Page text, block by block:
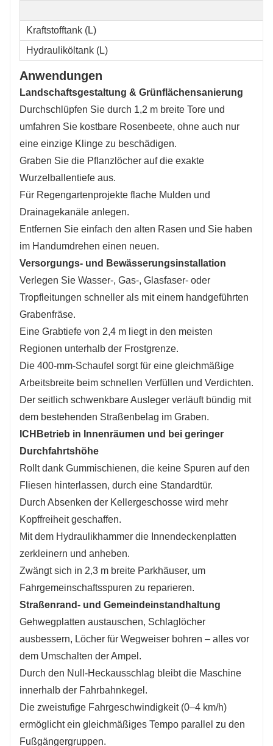
Kraftstofftank (L)
Hydrauliköltank (L)
Anwendungen
Landschaftsgestaltung & Grünflächensanierung
Durchschlüpfen Sie durch 1,2 m breite Tore und
umfahren Sie kostbare Rosenbeete, ohne auch nur
eine einzige Klinge zu beschädigen.
Graben Sie die Pflanzlöcher auf die exakte
Wurzelballentiefe aus.
Für Regengartenprojekte flache Mulden und
Drainagekanäle anlegen.
Entfernen Sie einfach den alten Rasen und Sie haben
im Handumdrehen einen neuen.
Versorgungs- und Bewässerungsinstallation
Verlegen Sie Wasser-, Gas-, Glasfaser- oder
Tropfleitungen schneller als mit einem handgeführten
Grabenfräse.
Eine Grabtiefe von 2,4 m liegt in den meisten
Regionen unterhalb der Frostgrenze.
Die 400-mm-Schaufel sorgt für eine gleichmäßige
Arbeitsbreite beim schnellen Verfüllen und Verdichten.
Der seitlich schwenkbare Ausleger verläuft bündig mit
dem bestehenden Straßenbelag im Graben.
ICH Betrieb in Innenräumen und bei geringer
Durchfahrtshöhe
Rollt dank Gummischienen, die keine Spuren auf den
Fliesen hinterlassen, durch eine Standardtür.
Durch Absenken der Kellergeschosse wird mehr
Kopffreiheit geschaffen.
Mit dem Hydraulikhammer die Innendeckenplatten
zerkleinern und anheben.
Zwängt sich in 2,3 m breite Parkhäuser, um
Fahrgemeinschaftsspuren zu reparieren.
Straßenrand- und Gemeindeinstandhaltung
Gehwegplatten austauschen, Schlaglöcher
ausbessern, Löcher für Wegweiser bohren – alles vor
dem Umschalten der Ampel.
Durch den Null-Heckausschlag bleibt die Maschine
innerhalb der Fahrbahnkegel.
Die zweistufige Fahrgeschwindigkeit (0–4 km/h)
ermöglicht ein gleichmäßiges Tempo parallel zu den
Fußgängergruppen.